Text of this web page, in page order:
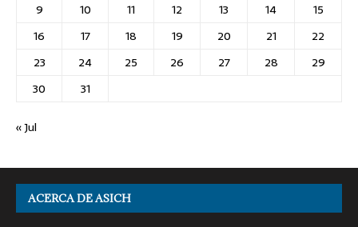
9
10 11 12 13 14
15
16
17 18 19 20 21
22
23
24 25 26 27 28
29
30
31
« Jul
ACERCA DE ASICH